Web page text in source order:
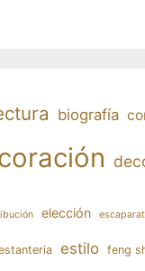
biografía
elección
estilo feng